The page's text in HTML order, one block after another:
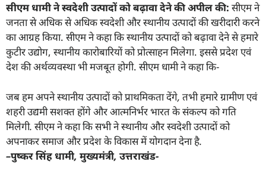
सीएम धामी ने स्वदेशी उत्पादों को बढ़ावा देने की अपील की: सीएम ने
जनता से अधिक से अधिक स्वदेशी और स्थानीय उत्पादों की खरीदारी करने
का आग्रह किया. सीएम ने कहा कि स्थानीय उत्पादों को बढ़ावा देने से हमारे
कुटीर उद्योग, स्थानीय कारोबारियों को प्रोत्साहन मिलेगा. इससे प्रदेश एवं
देश की अर्थव्यवस्था भी मजबूत होगी. सीएम धामी ने कहा कि-
जब हम अपने स्थानीय उत्पादों को प्राथमिकता देंगे, तभी हमारे ग्रामीण एवं
शहरी उद्यमी सशक्त होंगे और आत्मनिर्भर भारत के संकल्प को गति
मिलेगी. सीएम ने कहा कि सभी ने स्थानीय और स्वदेशी उत्पादों को
अपनाकर समाज और प्रदेश के विकास में योगदान देना है.
–पुष्कर सिंह धामी, मुख्यमंत्री, उत्तराखंड-